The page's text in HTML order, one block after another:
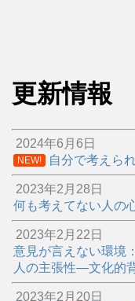
更新情報
2024年6月6日
NEW! 自分で考えら
2023年2月28日
何も考えてない人の
2023年2月22日
意見が言えない環境
人の主張性―文化的
2023年2月20日